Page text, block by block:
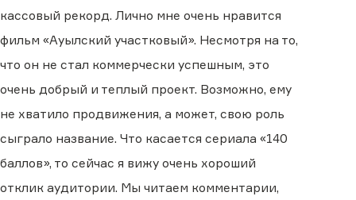
кассовый рекорд. Лично мне очень нравится
фильм «Ауылский участковый». Несмотря на то,
что он не стал коммерчески успешным, это
очень добрый и теплый проект. Возможно, ему
не хватило продвижения, а может, свою роль
сыграло название. Что касается сериала «140
баллов», то сейчас я вижу очень хороший
отклик аудитории. Мы читаем комментарии,